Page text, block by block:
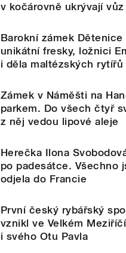
v kočárovně ukrývají
Barokní zámek Dětenice
unikátní fresky, ložnici
i děla maltézských rytířů
Zámek v Náměšti na
parkem. Do všech čtyř
z něj vedou lipové aleje
Herečka Ilona
po padesátce. Všechno
odjela do Francie
První český rybářský
vznikl ve Velkém
i svého Otu Pavla